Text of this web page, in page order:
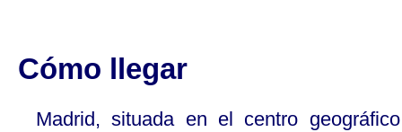
Cómo llegar
Madrid, situada en el centro